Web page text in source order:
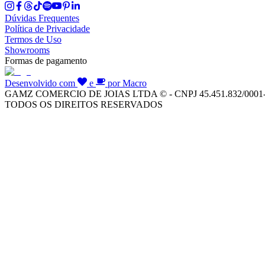
Dúvidas Frequentes
Política de Privacidade
Termos de Uso
Showrooms
Formas de pagamento
Desenvolvido com e
por Macro
GAMZ COMERCIO DE JOIAS LTDA © - CNPJ 45.451.832/
TODOS OS DIREITOS RESERVADOS